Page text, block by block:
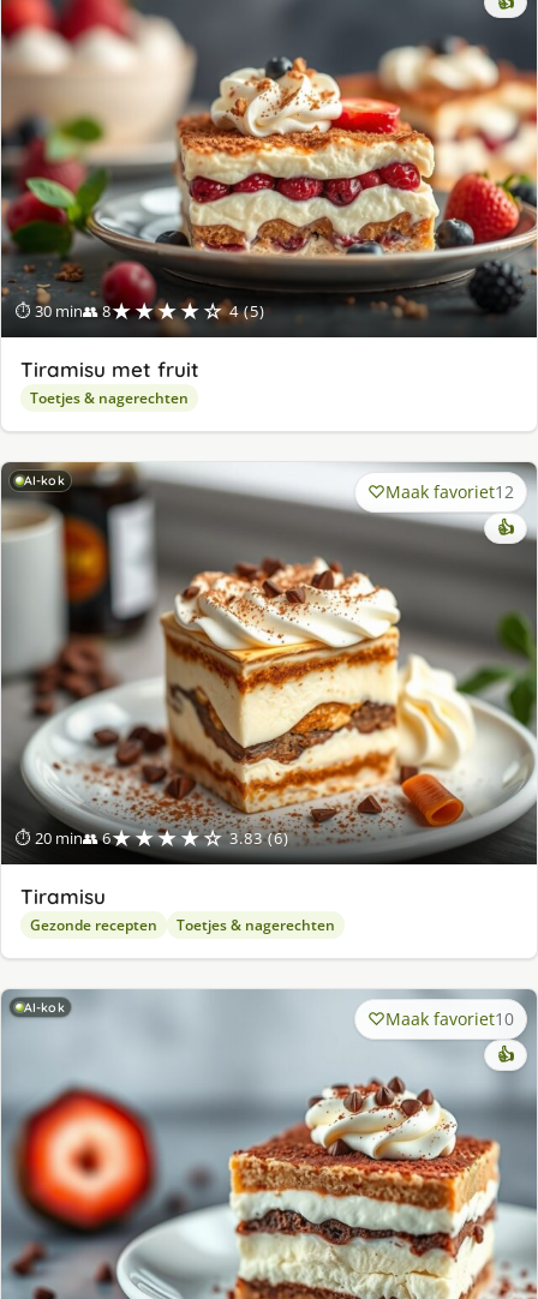
⏱ 30 min👥 8★★★★☆ 4 (5)
Tiramisu met fruit
Toetjes & nagerechten
AI-kok
⏱ 20 min👥 6★★★★☆ 3.83 (6)
Maak favoriet12
👍
Tiramisu
Gezonde recepten Toetjes & nagerechten
AI-kok Maak favoriet10
👍